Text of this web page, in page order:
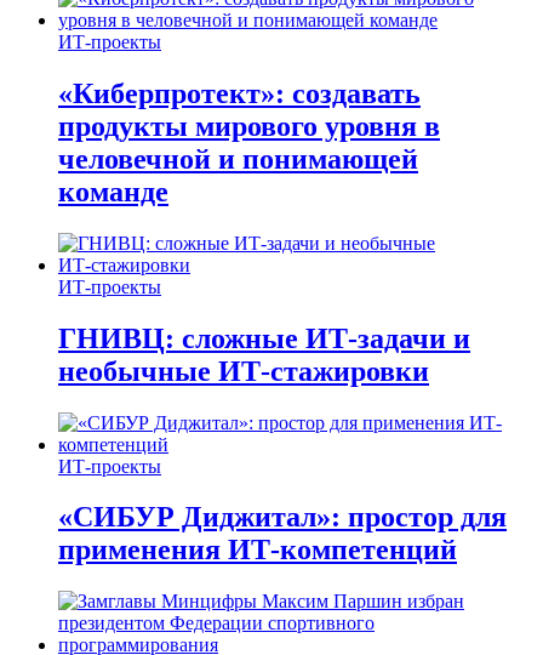
ИТ-проекты
«Киберпротект»: создавать
продукты мирового уровня в
человечной и понимающей
команде
ИТ-проекты
ГНИВЦ: сложные ИТ‑задачи и
необычные ИТ‑стажировки
ИТ-проекты
«СИБУР Диджитал»: простор для
применения ИТ-компетенций